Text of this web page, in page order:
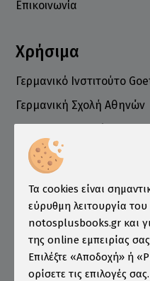
Επικοινωνία
Χρήσιμα
Γερμανικό Ινστιτούτο
Γερμανική Σχολή Αθηνών
Επιμελητήριο
Ινστιτούτο ÖSD Ελλάδας
Πληροφορίες
Τρόποι Παραγγελίας
Τρόποι Πληρωμής
Τρόποι Αποστολής
Τα cookies είναι
εύρυθμη λειτουργία του
notosplusbooks.gr και
της online εμπειρίας
Επιλέξτε «Αποδοχή» ή
ορίσετε τις επιλογές σας.